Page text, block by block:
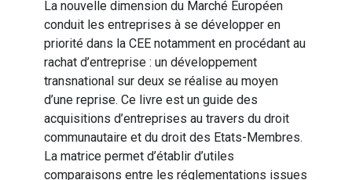
La nouvelle dimension du Marché Européen
conduit les entreprises à se développer en
priorité dans la CEE notamment en procédant au
rachat d’entreprise : un développement
transnational sur deux se réalise au moyen
d’une reprise. Ce livre est un guide des
acquisitions d’entreprises au travers du droit
communautaire et du droit des Etats-Membres.
La matrice permet d’établir d’utiles
comparaisons entre les réglementations issues